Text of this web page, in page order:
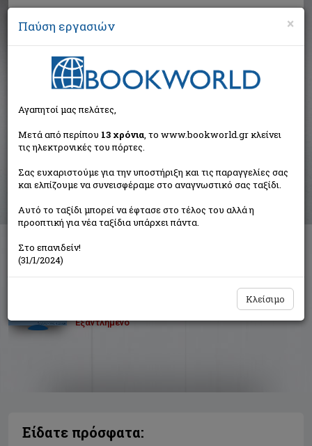
Αναζήτηση
Αποτελέσματα αναζήτησης
Συγγραφέας: Moody Kim (1 βιβλία)
Ταξινόμηση ανά:
Socialist Register 2008
Εξαντλημένο
Είδατε πρόσφατα:
×
Παύση εργασιών
Αγαπητοί μας πελάτες,
Μετά από περίπου 13 χρόνια, το www.bookworld.gr κλείνει
τις ηλεκτρονικές του πόρτες.
Σας ευχαριστούμε για την υποστήριξη και τις παραγγελίες σας
και ελπίζουμε να συνεισφέραμε στο αναγνωστικό σας ταξίδι.
Αυτό το ταξίδι μπορεί να έφτασε στο τέλος του αλλά η
προοπτική για νέα ταξίδια υπάρχει πάντα.
Στο επανιδείν!
(31/1/2024)
Κλείσιμο